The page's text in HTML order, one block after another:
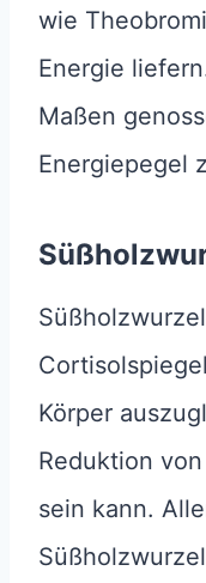
wie
Energie
Maßen
Energiepegel
Körper
Reduktion
sein kann.